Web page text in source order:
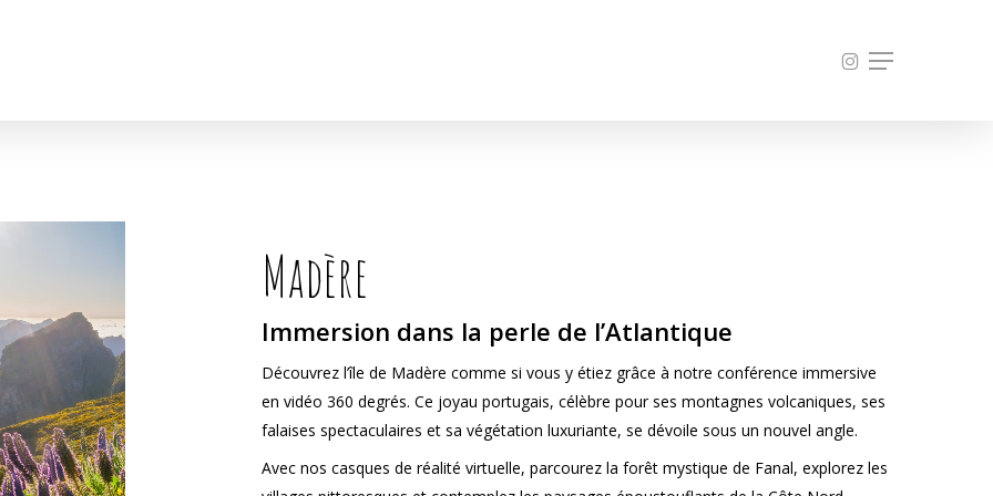
Menu
INSTAGRAM
Madère
Immersion dans la perle de l’Atlantique
Découvrez l’île de Madère comme si vous y étiez grâce à notre conférence immersive
en vidéo 360 degrés. Ce joyau portugais, célèbre pour ses montagnes volcaniques, ses
falaises spectaculaires et sa végétation luxuriante, se dévoile sous un nouvel angle.
Avec nos casques de réalité virtuelle, parcourez la forêt mystique de Fanal, explorez les